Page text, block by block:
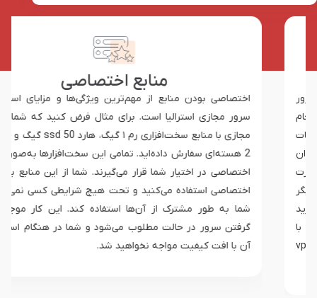
منابع اختصاصی
اختصاصی بودن منابع از مهم‌ترین ویژگی‌ها و مزایای استفاده از
سرور مجازی استرالیا است. برای مثال فرض کنید که شما سروری
مجازی با منابع سخت‌افزاری رم ۱ گیگ، هارد ssd 50 گیگ و پردازنده
2 هسته‌ای سفارش داده‌اید. تمامی این سخت‌افزار‌ها به‌صورت کاملاً
اختصاصی در اختیار شما قرار می‌گیرند. شما از این منابع به‌صورت
اختصاصی استفاده می‌کنید و تحت هیچ شرایطی کسی نمی‌تواند با
شما به طور مشترک از آن‌ها استفاده کند. این کار موجب قرار
گرفتن سرور در حالت مطلوب می‌شود و شما در هنگام استفاده از
آن با افت کیفیت مواجه نخواهید شد.